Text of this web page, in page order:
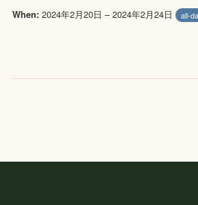
When: 2024年2月20日 – 2024年2月24日 all-